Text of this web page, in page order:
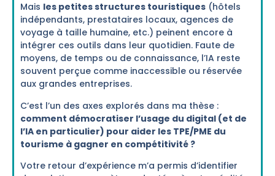
Mais les petites structures touristiques (hôtels
indépendants, prestataires locaux, agences de
voyage à taille humaine, etc.) peinent encore à
intégrer ces outils dans leur quotidien. Faute de
moyens, de temps ou de connaissance, l’IA reste
souvent perçue comme inaccessible ou réservée
aux grandes entreprises.
C’est l’un des axes explorés dans ma thèse :
comment démocratiser l’usage du digital (et de
l’IA en particulier) pour aider les TPE/PME du
tourisme à gagner en compétitivité ?
Votre retour d’expérience m’a permis d’identifier